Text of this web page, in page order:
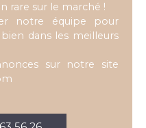
rare sur le marché !
notre équipe pour
dans les meilleurs
sur notre site